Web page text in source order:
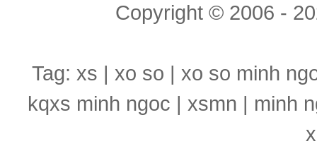
Copyright © 2006 -
Tag: xs | xo so | xo so minh
kqxs minh ngoc | xsmn | minh